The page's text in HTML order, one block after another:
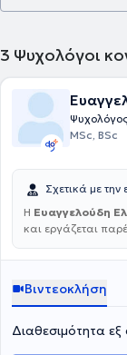
3 Ψυχολόγοι
MSc, BSc
Σχετικά με την
Η Ευαγγελούδη
και εργάζεται
τριετές
Λονδίνου και σε
άσκηση στην
Λονδίνου. Είναι
Βιντεοκλήση
Διαθεσιμότητα